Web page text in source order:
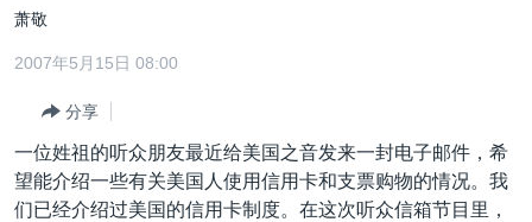
转
内
转
到
导
台湾
港澳
国际
最新国际新闻
印太
分类新闻
经济·金融·贸易
美中关系
萧敬
2007年5月15日 08:00
分享
一位姓祖的听众朋友最近给美国之音发来一封电子邮件，希
望能介绍一些有关美国人使用信用卡和支票购物的情况。我
们已经介绍过美国的信用卡制度。在这次听众信箱节目里，